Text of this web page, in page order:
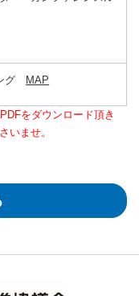
グ MAP
をダウンロード頂き
いませ。